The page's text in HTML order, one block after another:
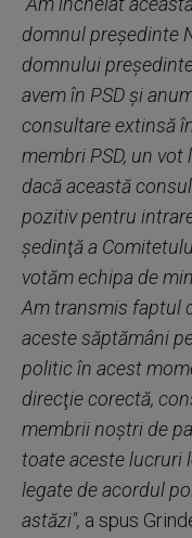
domnul preşedinte
domnului
avem în PSD şi
consultare extinsă
membri PSD, un vot
dacă această
pozitiv pentru
şedinţă a
votăm echipa de
Am transmis faptul
aceste săptămâni
politic în acest
direcţie corectă,
membrii noştri de
toate aceste lucruri
legate de acordul
astăzi", a spus